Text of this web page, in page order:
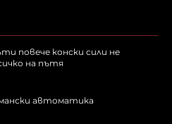
повече конски сили не
на пътя
автоматика